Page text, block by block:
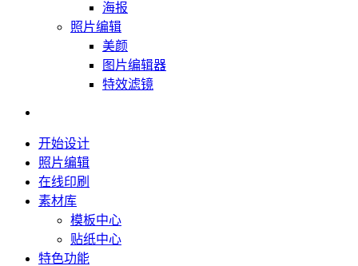
海报
照片编辑
美颜
图片编辑器
特效滤镜
开始设计
照片编辑
在线印刷
素材库
模板中心
贴纸中心
特色功能